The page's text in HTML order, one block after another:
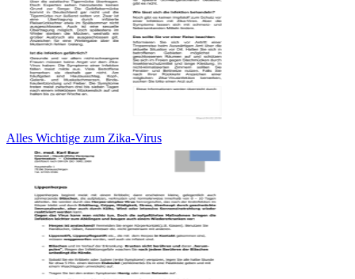
Alles Wichtige zum Zika-Virus